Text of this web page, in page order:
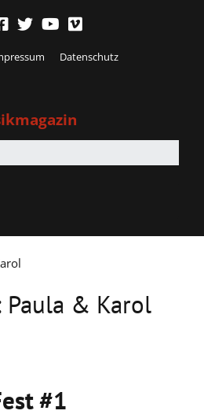
Datenschutz
Paula & Karol
#1